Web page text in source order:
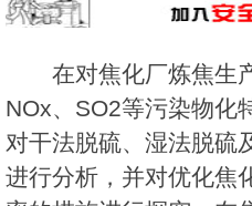
在对焦化厂炼焦生
NOx、SO2等污染物化
对干法脱硫、湿法脱硫
进行分析，并对优化焦